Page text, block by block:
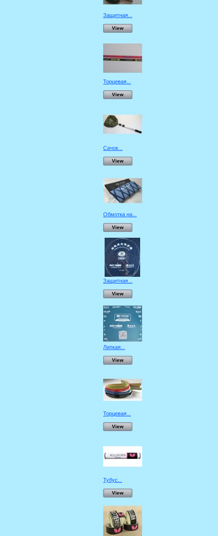
Защитная...
View
Торцевая...
View
Сачок...
View
Обмотка на...
View
Защитная...
View
Липкая...
View
Торцевая...
View
Тубус...
View